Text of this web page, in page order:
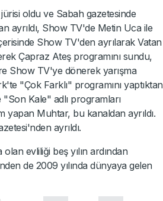
oldu ve Sabah gazetesinde
ayrıldı, Show TV'de Metin Uca ile
Show TV'den ayrılarak Vatan
Çapraz Ateş programını sundu,
Show TV'ye dönerek yarışma
"Çok Farklı" programını yaptıktan
Kale" adlı programları
yapan Muhtar, bu kanaldan ayrıldı.
ayrıldı.
evliliği beş yılın ardından
de 2009 yılında dünyaya gelen